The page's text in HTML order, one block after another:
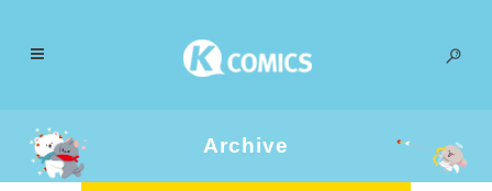
Archive